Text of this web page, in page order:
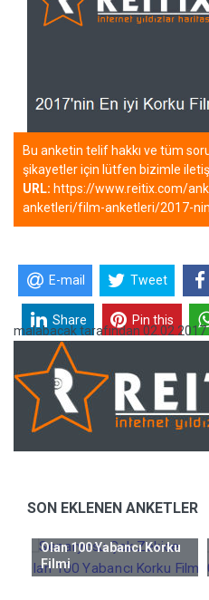
Bu anketin telif hakkı ve tüm
şikayetler için lütfen bizimle
URL: https://www.reitix.com/
anketleri/film-anketleri/2017-
E-mail Tweet
Share Pin this
malabacak tarafından 02.02.2017
SON EKLENEN ANKETLER
Olan 100 Yabancı Korku
Filmi